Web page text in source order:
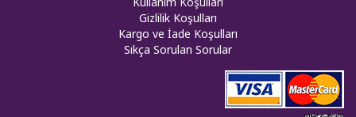
Gizlilik Koşulları
Kargo ve İade Koşulları
Sıkça Sorulan Sorular